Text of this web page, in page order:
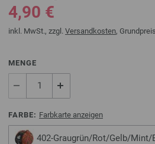
4,90 €
inkl. MwSt., zzgl. Versandkosten,
MENGE
FARBE: Farbkarte anzeigen
402-Graugrün/Rot/Gelb/Mint/